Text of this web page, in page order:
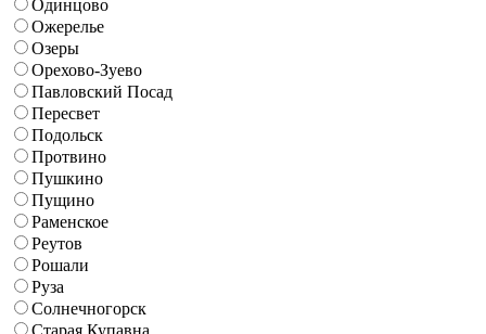
Одинцово
Ожерелье
Озеры
Орехово-Зуево
Павловский Посад
Пересвет
Подольск
Протвино
Пушкино
Пущино
Раменское
Реутов
Рошали
Руза
Солнечногорск
Старая Купавна